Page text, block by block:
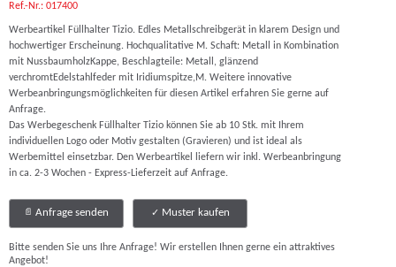
Ref.-Nr.: 017400
Werbeartikel Füllhalter Tizio. Edles Metallschreibgerät in klarem Design und
hochwertiger Erscheinung. Hochqualitative M. Schaft: Metall in Kombination
mit NussbaumholzKappe, Beschlagteile: Metall, glänzend
verchromtEdelstahlfeder mit Iridiumspitze,M. Weitere innovative
Werbeanbringungsmöglichkeiten für diesen Artikel erfahren Sie gerne auf
Anfrage.
Das Werbegeschenk Füllhalter Tizio können Sie ab 10 Stk. mit Ihrem
individuellen Logo oder Motiv gestalten (Gravieren) und ist ideal als
Werbemittel einsetzbar. Den Werbeartikel liefern wir inkl. Werbeanbringung
in ca. 2-3 Wochen - Express-Lieferzeit auf Anfrage.
Anfrage senden Muster kaufen
Bitte senden Sie uns Ihre Anfrage! Wir erstellen Ihnen gerne ein attraktives
Angebot!